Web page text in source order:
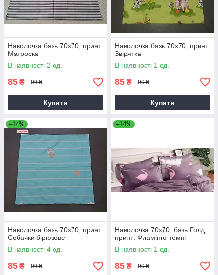
Наволочка бязь 70х70, принт:
Матроска
В наявності 2 од.
85 ₴ 99 ₴
Купити
Наволочка бязь 70х70, принт:
Звірятка
В наявності 1 од.
85 ₴ 99 ₴
Купити
–14%
Наволочка бязь 70х70, принт:
Собачки бірюзове
В наявності 4 од.
85 ₴ 99 ₴
–14%
Наволочка 70х70, бязь Голд,
принт: Фламінго темні
В наявності 1 од.
85 ₴ 99 ₴